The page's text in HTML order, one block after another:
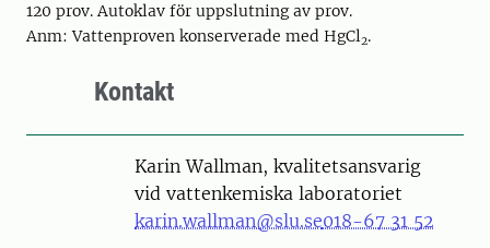
120 prov. Autoklav för uppslutning av prov.
Anm: Vattenproven konserverade med HgCl2.
Kontakt
Karin Wallman, kvalitetsansvarig
vid vattenkemiska laboratoriet
karin.wallman@slu.se018-67 31 52